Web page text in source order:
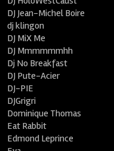
DJ Jean-Michel Boire
dj klingon
DJ MiX Me
DJ Mmmmmmhh
Dj No Breakfast
DJ Pute-Acier
DJ-PIE
DJGrigri
Dominique Thomas
Eat Rabbit
Edmond Leprince